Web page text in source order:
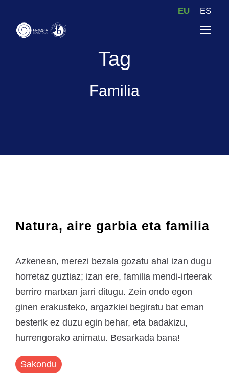
EU ES
Tag
Familia
Natura, aire garbia eta familia
Azkenean, merezi bezala gozatu ahal izan dugu
horretaz guztiaz; izan ere, familia mendi-irteerak
berriro martxan jarri ditugu. Zein ondo egon
ginen erakusteko, argazkiei begiratu bat eman
besterik ez duzu egin behar, eta badakizu,
hurrengorako animatu. Besarkada bana!
Sakondu